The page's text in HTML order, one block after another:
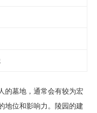
的墓地，通常会有较为宏
地位和影响力。陵园的建